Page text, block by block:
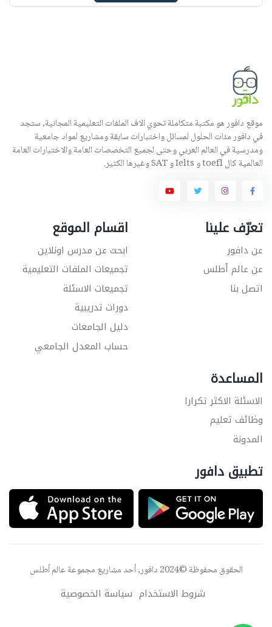
موقع دافور هو مكتبة متكاملة تحوي الاف الملفات التعليمية المجانية, ستجد
في دافور مئات الحلول لمسائل واختبارات سابقة ومشاريع لمواد جامعية
ومدرسية في العالم العربي وحتى لجميع التخصصات العامة والاختبارات العامة
العالمية كال toefl و Ielts و SAT وغيرها الكثير.
تعرّف علينا
عن دافور
عن عالم أطلس
اتصل بنا
اقسام الموقع
ابحث عن مدرس اونلاين
تجميعات الملفات التعليمية
تجميعات الاسئلة
دورات تدريبية
دليل الجامعات
حساب المعدل الجامعي
المساعدة
الاسئلة الاكثر تكرارا
وظائف تعليم
المدونة
تطبيق دافور
الحقوق محفوظة ©2024 دافور, أحد مشاريع مجموعة عالم أطلس
شروط الاستخدام سياسة الخصوصية